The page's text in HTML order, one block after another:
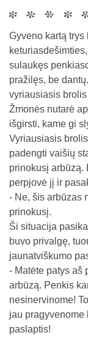
Gyveno kartą
sulaukęs
pražilęs, be
vyriausiasis
Žmonės nutarė
išgirsti, kame gi
Vyriausiasis
padengti vaišių
prinokusį arbūzą.
perpjovė jį ir
- Ne, šis arbūzas
prinokusį.
Ši situacija
buvo privalgę,
jaunatviškumo
- Matėte patys aš
arbūzą. Penkis
nesinervinome!
jau pragyvenome
paslaptis!